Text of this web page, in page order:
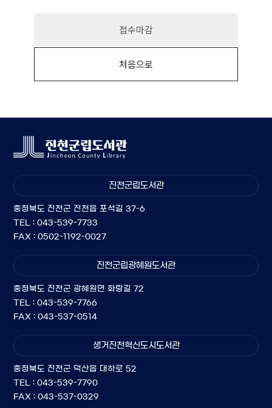
접수마감
처음으로
진천군립도서관
충청북도 진천군 진천읍 포석길 37-6
TEL : 043-539-7733
FAX : 0502-1192-0027
진천군립광혜원도서관
충청북도 진천군 광혜원면 화랑길 72
TEL : 043-539-7766
FAX : 043-537-0514
생거진천혁신도시도서관
충청북도 진천군 덕산읍 대하로 52
TEL : 043-539-7790
FAX : 043-537-0329